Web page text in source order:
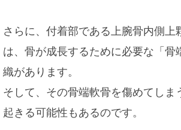
さらに、付着部である上腕骨内側上
は、骨が成長するために必要な「骨
織があります。
そして、その骨端軟骨を傷めてしま
起きる可能性もあるのです。